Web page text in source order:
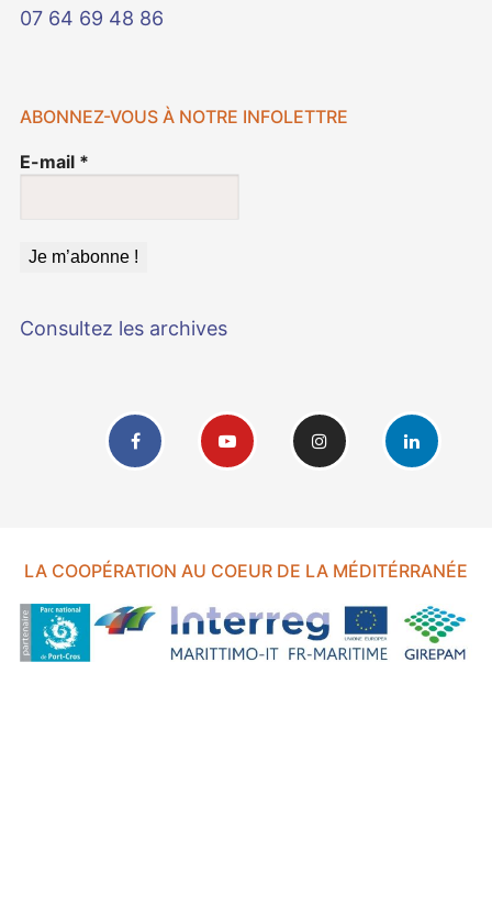
07 64 69 48 86
ABONNEZ-VOUS À NOTRE INFOLETTRE
E-mail *
Consultez les archives
LA COOPÉRATION AU COEUR DE LA MÉDITÉRRANÉE